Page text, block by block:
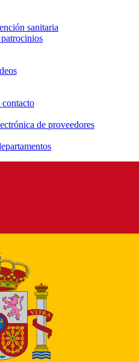
sanitaria
de proveedores